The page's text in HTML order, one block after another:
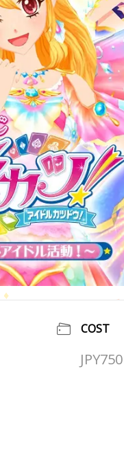
COST
JPY750